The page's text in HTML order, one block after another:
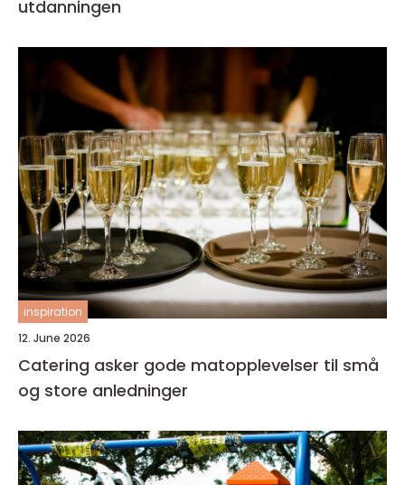
utdanningen
inspiration
12. June 2026
Catering asker gode matopplevelser til små
og store anledninger